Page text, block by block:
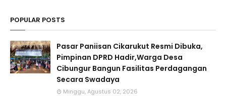
POPULAR POSTS
Pasar Paniisan Cikarukut Resmi Dibuka,
Pimpinan DPRD Hadir,Warga Desa
Cibungur Bangun Fasilitas Perdagangan
Secara Swadaya
Minggu, Agustus 02, 2026